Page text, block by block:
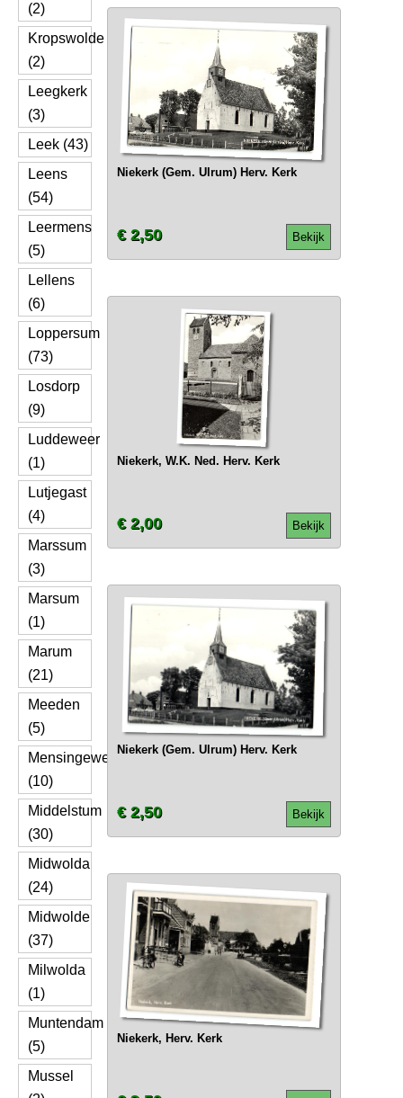
(2)
Kropswolde
(2)
Leegkerk
(3)
Leek (43)
Leens
(54)
Leermens
(5)
Lellens
(6)
Loppersum
(73)
Losdorp
(9)
Luddeweer
(1)
Lutjegast
(4)
Marssum
(3)
Marsum
(1)
Marum
(21)
Meeden
(5)
Mensingeweer
(10)
Middelstum
(30)
Midwolda
(24)
Midwolde
(37)
Milwolda
(1)
Muntendam
(5)
Mussel
Niekerk (Gem. Ulrum) Herv. Kerk
Bekijk
€ 2,50
Niekerk, W.K. Ned. Herv. Kerk
Bekijk
€ 2,00
Niekerk (Gem. Ulrum) Herv. Kerk
Bekijk
€ 2,50
Niekerk, Herv. Kerk